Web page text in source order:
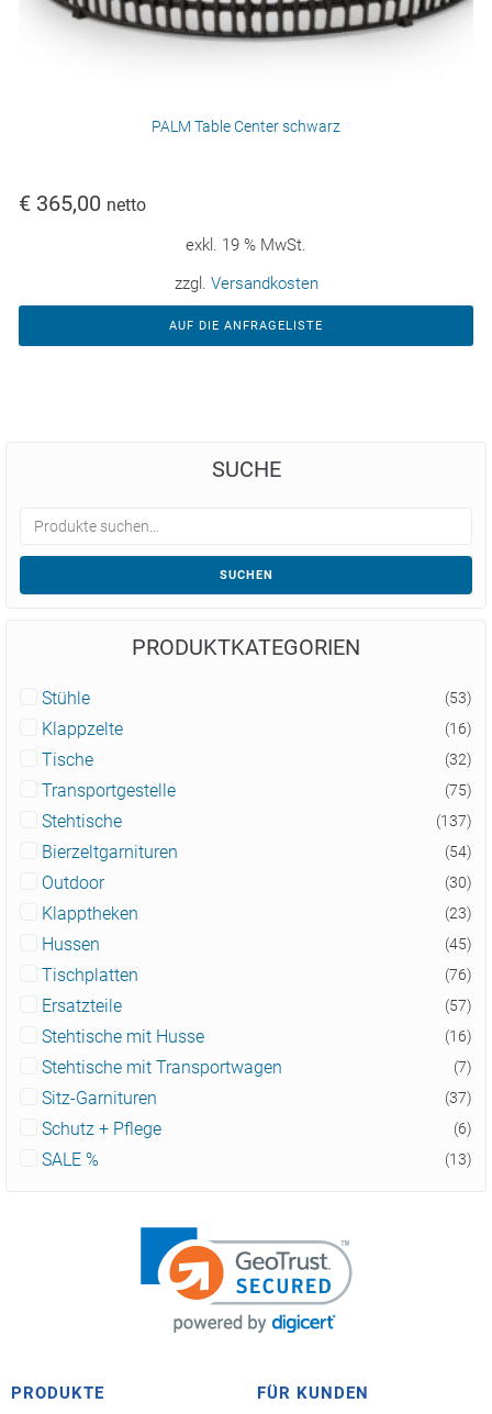
PALM Table Center schwarz
€ 365,00 netto
exkl. 19 % MwSt.
zzgl. Versandkosten
AUF DIE ANFRAGELISTE
SUCHE
SUCHEN
PRODUKTKATEGORIEN
Stühle (53)
Klappzelte (16)
Tische (32)
Transportgestelle (75)
Stehtische (137)
Bierzeltgarnituren (54)
Outdoor (30)
Klapptheken (23)
Hussen (45)
Tischplatten (76)
Ersatzteile (57)
Stehtische mit Husse (16)
Stehtische mit Transportwagen (7)
Sitz-Garnituren (37)
Schutz + Pflege (6)
SALE % (13)
PRODUKTE FÜR KUNDEN